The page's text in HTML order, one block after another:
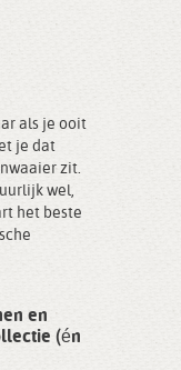
als je ooit
je dat
zit.
wel,
het beste
en
(én